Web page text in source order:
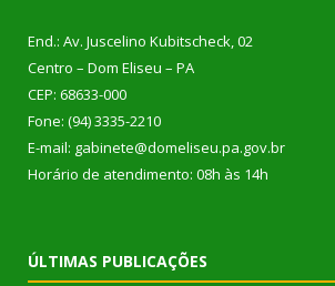
End.: Av. Juscelino Kubitscheck, 02
Centro – Dom Eliseu – PA
CEP: 68633-000
Fone: (94) 3335-2210
E-mail: gabinete@domeliseu.pa.gov.br
Horário de atendimento: 08h às 14h
ÚLTIMAS PUBLICAÇÕES